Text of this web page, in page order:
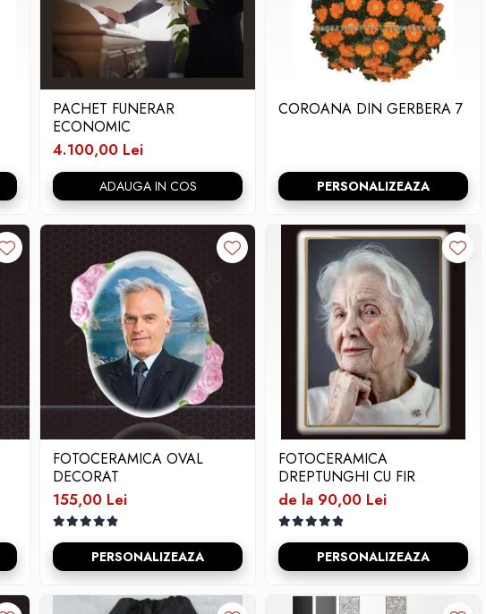
PACHET FUNERAR
ECONOMIC
4.100,00 Lei
ADAUGA IN COS
COROANA DIN GERBERA 7
PERSONALIZEAZA
FOTOCERAMICA OVAL
DECORAT
155,00 Lei
PERSONALIZEAZA
FOTOCERAMICA
DREPTUNGHI CU FIR
de la 90,00 Lei
PERSONALIZEAZA